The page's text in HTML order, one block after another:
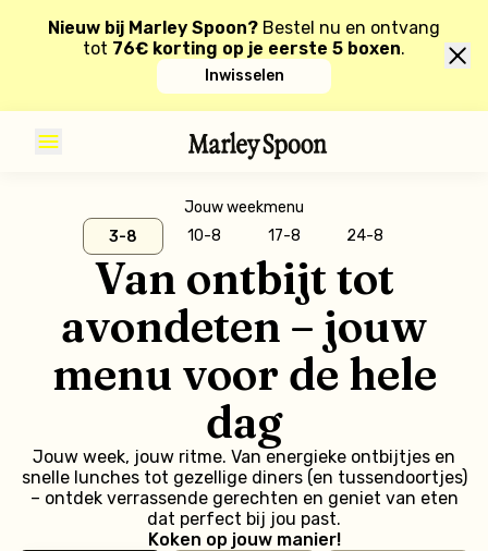
Nieuw bij Marley Spoon? Bestel nu en ontvang
tot 76€ korting op je eerste 5 boxen.
Inwisselen
Jouw weekmenu
3-8
10-8 17-8 24-8
Van ontbijt tot
avondeten – jouw
menu voor de hele
dag
Jouw week, jouw ritme. Van energieke ontbijtjes en
snelle lunches tot gezellige diners (en tussendoortjes)
– ontdek verrassende gerechten en geniet van eten
dat perfect bij jou past.
Koken op jouw manier!